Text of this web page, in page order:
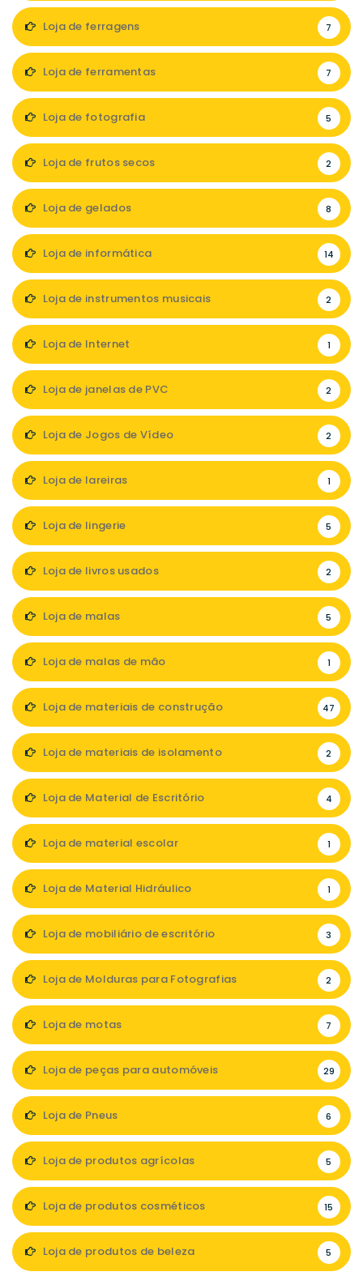
Loja de ferragens 7
Loja de ferramentas 7
Loja de fotografia 5
Loja de frutos secos 2
Loja de gelados 8
Loja de informática 14
Loja de instrumentos musicais 2
Loja de Internet 1
Loja de janelas de PVC 2
Loja de Jogos de Vídeo 2
Loja de lareiras 1
Loja de lingerie 5
Loja de livros usados 2
Loja de malas 5
Loja de malas de mão 1
Loja de materiais de construção 47
Loja de materiais de isolamento 2
Loja de Material de Escritório 4
Loja de material escolar 1
Loja de Material Hidráulico 1
Loja de mobiliário de escritório 3
Loja de Molduras para Fotografias 2
Loja de motas 7
Loja de peças para automóveis 29
Loja de Pneus 6
Loja de produtos agrícolas 5
Loja de produtos cosméticos 15
Loja de produtos de beleza 5